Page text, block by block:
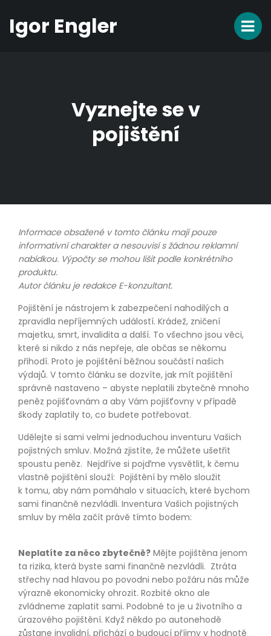
Igor Engler
Vyznejte se v
pojištění
Informace obsažené v tomto článku mají pouze
informativní charakter a nesouvisí s žádnou reklamní
nabídkou. Výpočty se mohou lišit podle konkrétního
produktu.
Autor článku je redakce E-konzultant.
Pojištění je nástrojem k zabezpečení nahodilých a
zpravidla nepříjemných událostí. Krádež, zničení
majetku, smrt, invalidita a další. To všechno jsou věci,
které si nikdo z nás nepřeje, ale občas se někomu
přihodí. Proto je pojištění běžnou součástí našich
výdajů. V tomto článku se dozvíte, jak mít pojištění
správně nastaveno – abyste neplatili zbytečně mnoho
peněz pojišťovnám a aby Vám pojišťovny v případě
škody zaplatily to, co budete potřebovat.
Udělejte si sami velmi jednoduchou inventuru Vašich
pojistných smluv. Možná zjistíte, že můžete ušetřit
spoustu peněz. Nejdříve si pojďme vysvětlit, k čemu
vlastně pojištění slouží: Pojištění by mělo sloužit
k tomu, aby nám pomáhalo v situacích, které bychom
sami finančně nezvládli. Inventura Vašich pojistných
smluv by měla začít právě tímto bodem:
Neplatíte za něco zbytečně? Mějte pojištěna jenom
ta rizika, která byste sami finančně nezvládli. Ztráta
střechy nad hlavou po povodni nebo požáru nás může
výrazně ekonomicky ohrozit. Rozbité okno ale
zvládneme zaplatit sami. Podobné to je u životního a
úrazového pojištění. Když někdo po autonehodě
zůstane invalidní, přichází o budoucí příjmy v hodnotě